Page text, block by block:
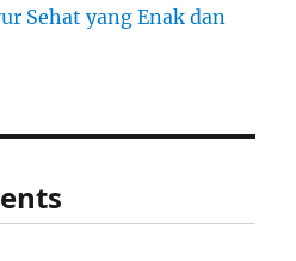
Sehat yang Enak dan